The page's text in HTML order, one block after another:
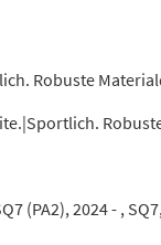
Robuste
(PA2), 2024 - ,